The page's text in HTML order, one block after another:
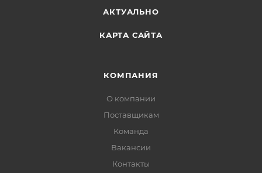
АКТУАЛЬНО
КАРТА САЙТА
КОМПАНИЯ
О компании
Поставщикам
Команда
Вакансии
Контакты